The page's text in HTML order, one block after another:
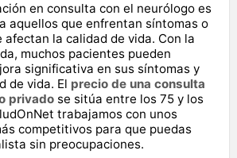
en consulta con el neurólogo es
aquellos que enfrentan síntomas o
la calidad de vida. Con la
muchos pacientes pueden
significativa en sus síntomas y
de vida. El precio de una consulta
privado se sitúa entre los 75 y los
trabajamos con unos
competitivos para que puedas
sin preocupaciones.